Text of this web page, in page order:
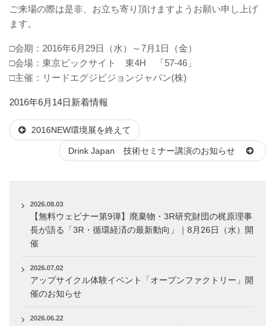
ご来場の際は是非、お立ち寄り頂けますようお願い申し上げ
ます。
□会期：2016年6月29日（水）～7月1日（金）
□会場：東京ビックサイト 東4H 「57-46」
□主催：リードエグジビジョンジャパン(株)
投
日:
2016年6月14日カ
ゴ
リ
ー
新着情報
2016NEW環境展を終えて
Drink Japan 技術セミナー講演のお知らせ
2026.08.03
【無料ウェビナー第9弾】廃棄物・3R研究財団の梶原理事
長が語る「3R・循環経済の最新動向」｜8月26日（水）開
催
2026.07.02
アップサイクル体験イベント「オープンファクトリー」開
催のお知らせ
2026.06.22